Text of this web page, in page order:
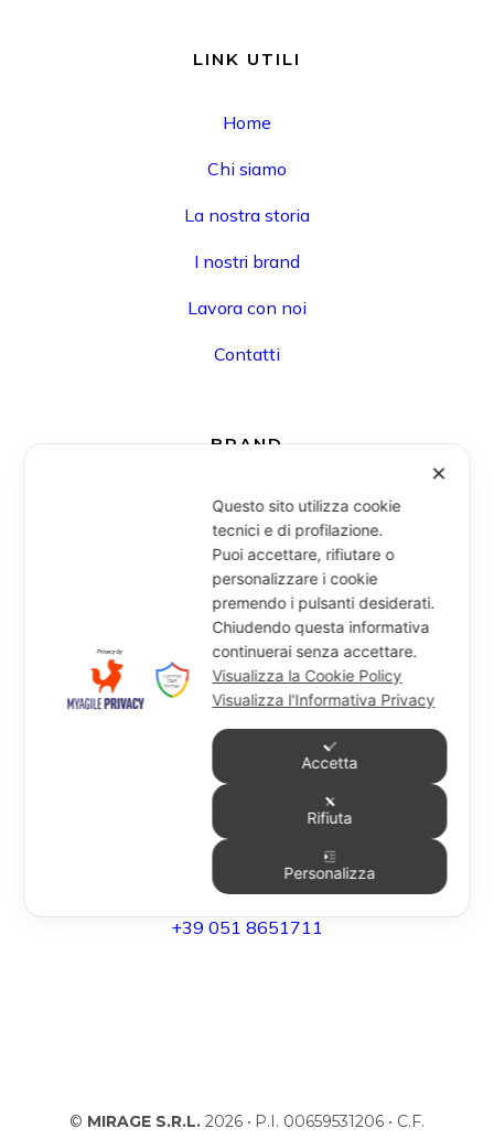
LINK UTILI
Home
Chi siamo
La nostra storia
I nostri brand
Lavora con noi
Contatti
BRAND
Hat You
Mess
Jail Jam
Granadilla
Hat You Kids
UFFICIO
Via Degli Speziali, 161 (Blocco 32 Centergross) -
40050 Funo di Argelato (BO) - Italy
info@miragesrl.com
+39 051 8651711
© MIRAGE S.R.L.2026 • P.I. 00659531206 • C.F.
✕
Questo sito utilizza cookie
tecnici e di profilazione.
Puoi accettare, rifiutare o
personalizzare i cookie
premendo i pulsanti desiderati.
Chiudendo questa informativa
continuerai senza accettare.
Visualizza la Cookie Policy
Visualizza l'Informativa Privacy
Accetta
Rifiuta
Personalizza